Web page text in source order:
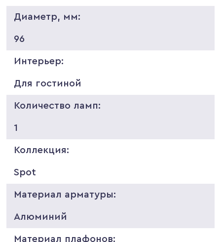
Диаметр, мм:
96
Интерьер:
Для гостиной
Количество ламп:
1
Коллекция:
Spot
Материал арматуры:
Алюминий
Материал плафонов: